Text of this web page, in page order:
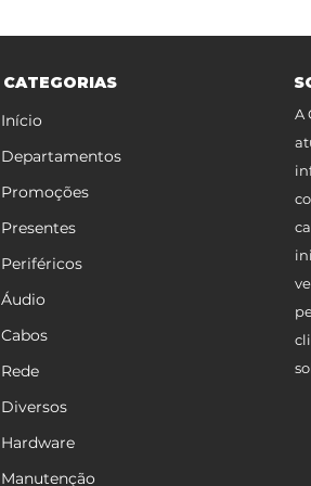
CATEGORIAS
Início
Departamentos
Promoções
Presentes
Periféricos
Áudio
Cabos
Rede
Diversos
Hardware
Manutenção
A